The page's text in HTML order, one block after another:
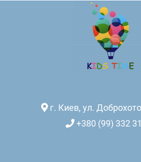
г. Киев, ул.
+380 (99) 332